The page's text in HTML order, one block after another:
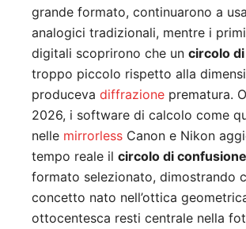
grande formato, continuarono a
analogici tradizionali, mentre i
digitali scoprirono che un circolo
troppo piccolo rispetto alla
produceva diffrazione prematura.
2026, i software di calcolo come
nelle mirrorless Canon e Nikon
tempo reale il circolo di confusione
formato selezionato, dimostrando
concetto nato nell’ottica
ottocentesca resti centrale nella